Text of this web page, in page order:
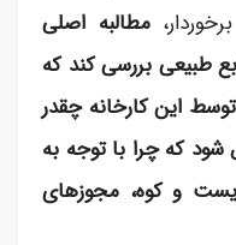
مطالبه اصلی
طبیعی بررسی کند که
این کارخانه چقدر
که چرا با توجه به
و کوه، مجوز‌های